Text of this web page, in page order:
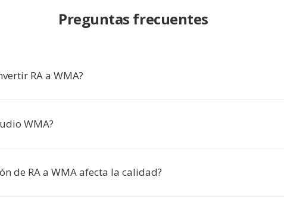
Preguntas frecuentes
RA a WMA?
WMA?
de RA a WMA afecta la calidad?